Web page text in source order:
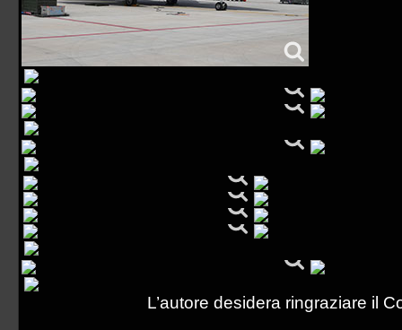
L’autore desidera ringraziare il